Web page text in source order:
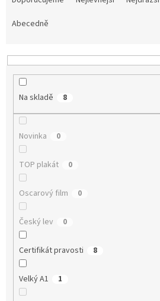
p
Abecedně
Na skladě 8
Novinka 0
TOP plakát 0
Oscarový film 0
Český lev 0
Certifikát pravosti 8
Velký A1 1